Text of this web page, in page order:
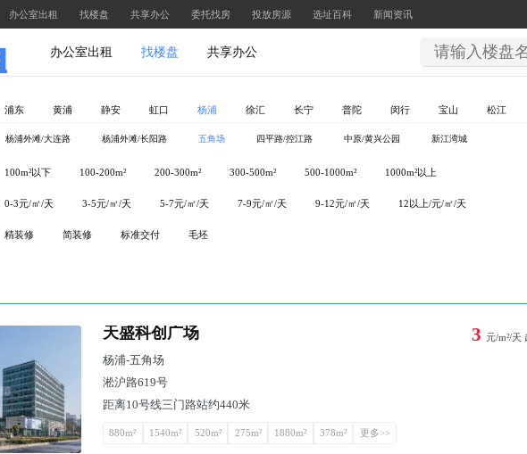
办公室出租 找楼盘 共享办公 委托找房 投放房源 选址百科 新闻资讯
办公室出租 找楼盘 共享办公
浦东 黄浦 静安 虹口 杨浦 徐汇 长宁 普陀 闵行 宝山 松江
杨浦外滩/大连路 杨浦外滩/长阳路 五角场 四平路/控江路 中原/黄兴公园 新江湾城
100m²以下 100-200m² 200-300m² 300-500m² 500-1000m² 1000m²以上
0-3元/㎡/天 3-5元/㎡/天 5-7元/㎡/天 7-9元/㎡/天 9-12元/㎡/天 12以上/元/㎡/天
精装修 简装修 标准交付 毛坯
天盛科创广场 3 元/m²/天
杨浦-五角场
淞沪路619号
距离10号线三门路站约440米
880m² 1540m² 520m² 275m² 1880m² 378m² 更多>>